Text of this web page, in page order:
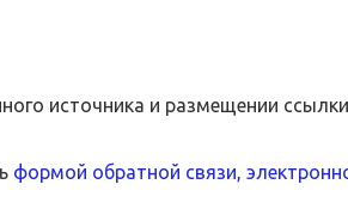
источника и размещении
формой обратной связи,